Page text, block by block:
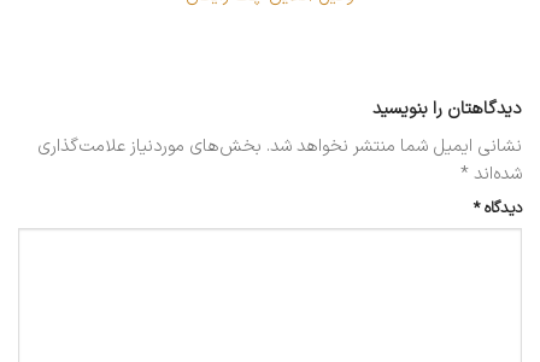
دیدگاهتان را بنویسید
نشانی ایمیل شما منتشر نخواهد شد. بخش‌های موردنیاز علامت‌گذاری
شده‌اند*
دیدگاه*